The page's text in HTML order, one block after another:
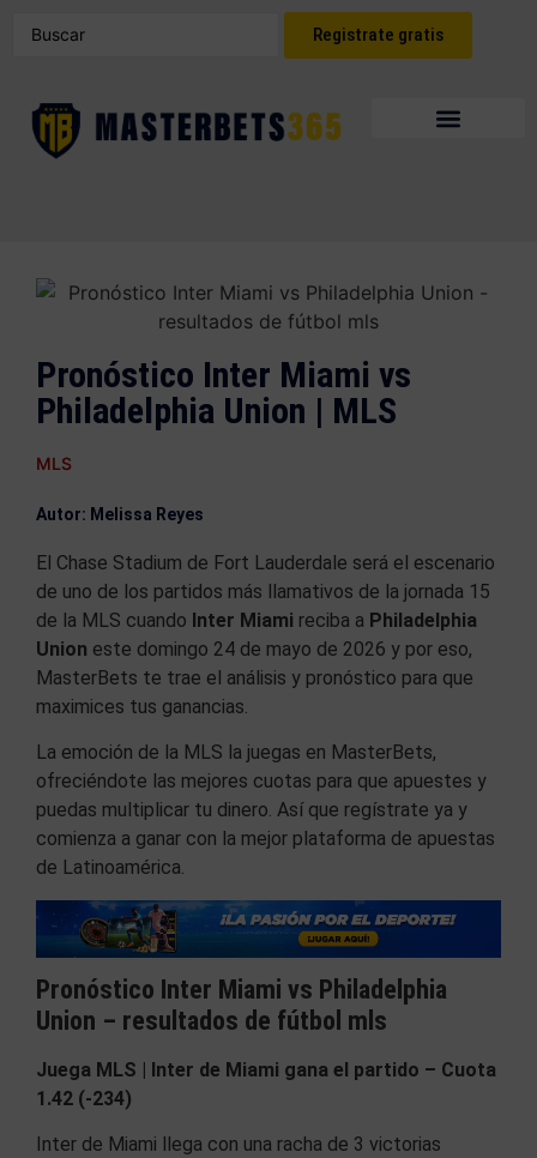
Registrate gratis
Pronóstico Inter Miami vs
Philadelphia Union | MLS
MLS
Autor: Melissa Reyes
El Chase Stadium de Fort Lauderdale será el escenario
de uno de los partidos más llamativos de la jornada 15
de la MLS cuando Inter Miami reciba a Philadelphia
Union este domingo 24 de mayo de 2026 y por eso,
MasterBets te trae el análisis y pronóstico para que
maximices tus ganancias.
La emoción de la MLS la juegas en MasterBets,
ofreciéndote las mejores cuotas para que apuestes y
puedas multiplicar tu dinero. Así que regístrate ya y
comienza a ganar con la mejor plataforma de apuestas
de Latinoamérica.
Pronóstico Inter Miami vs Philadelphia
Union – resultados de fútbol mls
Juega MLS | Inter de Miami gana el partido – Cuota
1.42 (-234)
Inter de Miami llega con una racha de 3 victorias